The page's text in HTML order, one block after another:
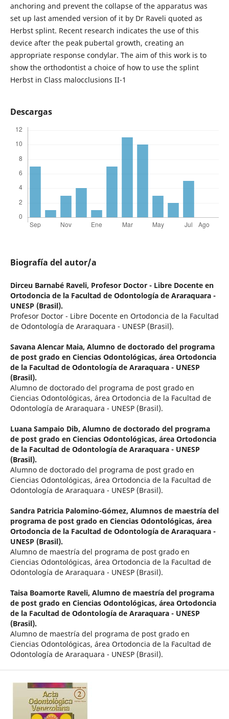
anchoring and prevent the collapse of the apparatus was
set up last amended version of it by Dr Raveli quoted as
Herbst splint. Recent research indicates the use of this
device after the peak pubertal growth, creating an
appropriate response condylar. The aim of this work is to
show the orthodontist a choice of how to use the splint
Herbst in Class malocclusions II-1
Descargas
Biografía del autor/a
Dirceu Barnabé Raveli, Profesor Doctor - Libre Docente en
Ortodoncia de la Facultad de Odontología de Araraquara -
UNESP (Brasil).
Profesor Doctor - Libre Docente en Ortodoncia de la Facultad
de Odontología de Araraquara - UNESP (Brasil).
Savana Alencar Maia, Alumno de doctorado del programa
de post grado en Ciencias Odontológicas, área Ortodoncia
de la Facultad de Odontología de Araraquara - UNESP
(Brasil).
Alumno de doctorado del programa de post grado en
Ciencias Odontológicas, área Ortodoncia de la Facultad de
Odontología de Araraquara - UNESP (Brasil).
Luana Sampaio Dib, Alumno de doctorado del programa
de post grado en Ciencias Odontológicas, área Ortodoncia
de la Facultad de Odontología de Araraquara - UNESP
(Brasil).
Alumno de doctorado del programa de post grado en
Ciencias Odontológicas, área Ortodoncia de la Facultad de
Odontología de Araraquara - UNESP (Brasil).
Sandra Patricia Palomino-Gómez, Alumnos de maestría del
programa de post grado en Ciencias Odontológicas, área
Ortodoncia de la Facultad de Odontología de Araraquara -
UNESP (Brasil).
Alumno de maestría del programa de post grado en
Ciencias Odontológicas, área Ortodoncia de la Facultad de
Odontología de Araraquara - UNESP (Brasil).
Taisa Boamorte Raveli, Alumno de maestría del programa
de post grado en Ciencias Odontológicas, área Ortodoncia
de la Facultad de Odontología de Araraquara - UNESP
(Brasil).
Alumno de maestría del programa de post grado en
Ciencias Odontológicas, área Ortodoncia de la Facultad de
Odontología de Araraquara - UNESP (Brasil).